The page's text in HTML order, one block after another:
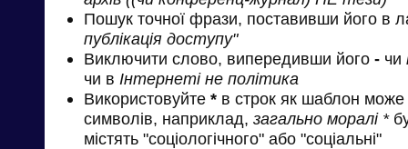
Пошук точної фрази, поставивши його в
публікація доступу"
Виключити слово, випередивши його - чи
чи в Інтернеті не політика
Використовуйте * в строк як шаблон може
символів, наприклад, загально моралі *
містять "соціологічного" або "соціальні"